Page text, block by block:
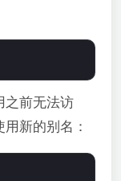
之前无法访
新的别名：